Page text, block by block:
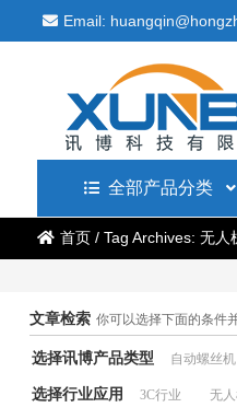
Email:
全部产品分类
首页/ Tag Archives: 无人
文章检索 你可以选择下面的条件
选择讯博产品类型 自动螺丝机
选择行业应用 3C行业 无